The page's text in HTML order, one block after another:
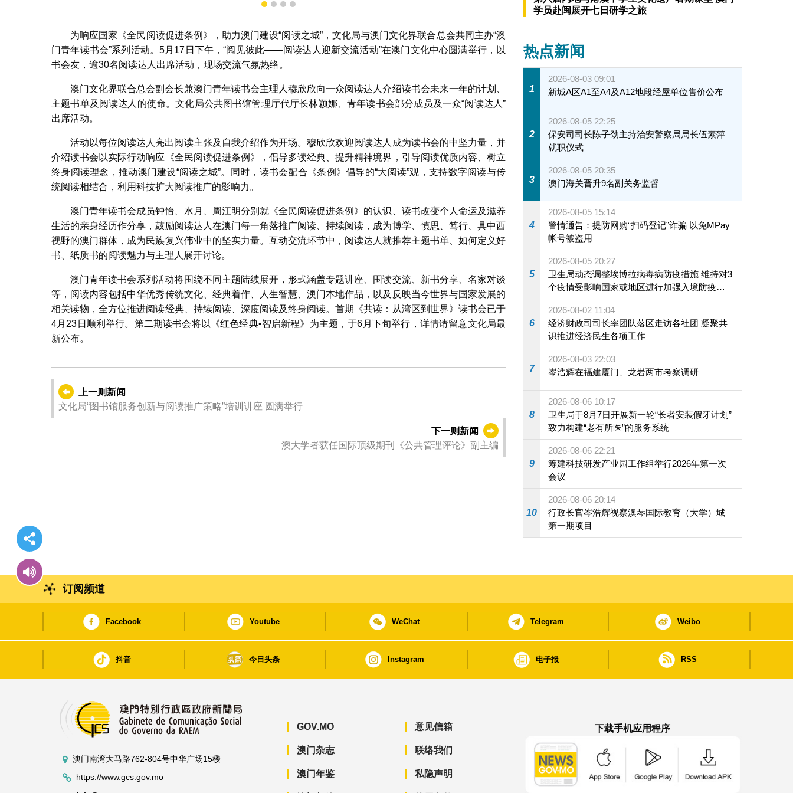
主理人穆欣欣欢迎阅读达人参与读书会
1 2 3 4
为响应国家《全民阅读促进条例》，助力澳门建设“阅读之城”，文化局与澳门文化界联合总会共同主办“澳
门青年读书会”系列活动。5月17日下午，“阅见彼此——阅读达人迎新交流活动”在澳门文化中心圆满举行，以
书会友，逾30名阅读达人出席活动，现场交流气氛热络。
澳门文化界联合总会副会长兼澳门青年读书会主理人穆欣欣向一众阅读达人介绍读书会未来一年的计划、
主题书单及阅读达人的使命。文化局公共图书馆管理厅代厅长林颖娜、青年读书会部分成员及一众“阅读达人”
出席活动。
活动以每位阅读达人亮出阅读主张及自我介绍作为开场。穆欣欣欢迎阅读达人成为读书会的中坚力量，并
介绍读书会以实际行动响应《全民阅读促进条例》，倡导多读经典、提升精神境界，引导阅读优质内容、树立
终身阅读理念，推动澳门建设“阅读之城”。同时，读书会配合《条例》倡导的“大阅读”观，支持数字阅读与传
统阅读相结合，利用科技扩大阅读推广的影响力。
澳门青年读书会成员钟怡、水月、周江明分别就《全民阅读促进条例》的认识、读书改变个人命运及滋养
生活的亲身经历作分享，鼓励阅读达人在澳门每一角落推广阅读、持续阅读，成为博学、慎思、笃行、具中西
视野的澳门群体，成为民族复兴伟业中的坚实力量。互动交流环节中，阅读达人就推荐主题书单、如何定义好
书、纸质书的阅读魅力与主理人展开讨论。
澳门青年读书会系列活动将围绕不同主题陆续展开，形式涵盖专题讲座、围读交流、新书分享、名家对谈
等，阅读内容包括中华优秀传统文化、经典着作、人生智慧、澳门本地作品，以及反映当今世界与国家发展的
相关读物，全方位推进阅读经典、持续阅读、深度阅读及终身阅读。首期《共读：从湾区到世界》读书会已于
4月23日顺利举行。第二期读书会将以《红色经典•智启新程》为主题，于6月下旬举行，详情请留意文化局最
新公布。
上一则新闻
文化局“图书馆服务创新与阅读推广策略”培训讲座 圆满举行
下一则新闻
澳大学者获任国际顶级期刊《公共管理评论》副主编
学员赴闽展开七日研学之旅
热点新闻
1
2026-08-03 09:01
新城A区A1至A4及A12地段经屋单位售价公布
2
2026-08-05 22:25
保安司司长陈子劲主持治安警察局局长伍素萍
就职仪式
3
2026-08-05 20:35
澳门海关晋升9名副关务监督
4
2026-08-05 15:14
警情通告：提防网购“扫码登记”诈骗 以免MPay
帐号被盗用
5
2026-08-05 20:27
卫生局动态调整埃博拉病毒病防疫措施 维持对3
个疫情受影响国家或地区进行加强入境防疫措
施
6
2026-08-02 11:04
经济财政司司长率团队落区走访各社团 凝聚共
识推进经济民生各项工作
7
2026-08-03 22:03
岑浩辉在福建厦门、龙岩两市考察调研
8
2026-08-06 10:17
卫生局于8月7日开展新一轮“长者安装假牙计划”
致力构建“老有所医”的服务系统
9
2026-08-06 22:21
筹建科技研发产业园工作组举行2026年第一次
会议
10
2026-08-06 20:14
行政长官岑浩辉视察澳琴国际教育（大学）城
第一期项目
订阅频道
Facebook Youtube WeChat Telegram Weibo
抖音 今日头条 Instagram 电子报 RSS
澳门南湾大马路762-804号中华广场15楼
https://www.gcs.gov.mo
GOV.MO
澳门杂志
澳门年鉴
意见信箱
联络我们
私隐声明
下载手机应用程序